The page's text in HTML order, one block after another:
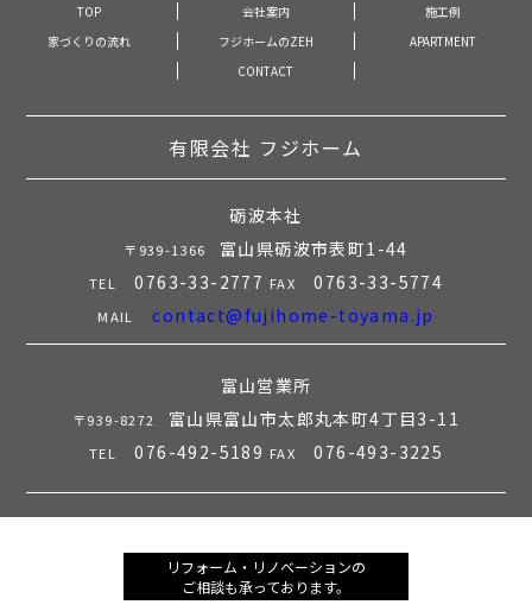
TOP 会社案内
施工例
家づくりの流れ
フジホームのZEH
APARTMENT
CONTACT
有限会社 フジホーム
砺波本社
〒939-1366 富山県砺波市表町1-44
TEL 0763-33-2777 FAX 0763-33-5774
MAIL contact@fujihome-toyama.jp
富山営業所
〒939-8272 富山県富山市太郎丸本町4丁目3-11
TEL 076-492-5189 FAX 076-493-3225
リフォーム・リノベーションの
ご相談も承っております。